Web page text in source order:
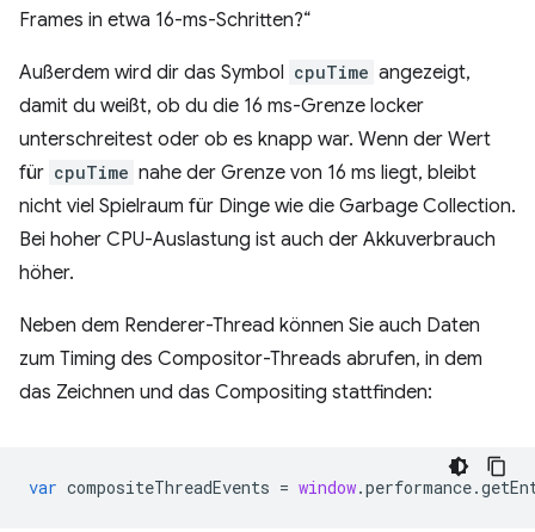
Frames in etwa 16-ms-Schritten?“
Außerdem wird dir das Symbol cpuTime angezeigt,
damit du weißt, ob du die 16 ms-Grenze locker
unterschreitest oder ob es knapp war. Wenn der Wert
für cpuTime nahe der Grenze von 16 ms liegt, bleibt
nicht viel Spielraum für Dinge wie die Garbage Collection.
Bei hoher CPU-Auslastung ist auch der Akkuverbrauch
höher.
Neben dem Renderer-Thread können Sie auch Daten
zum Timing des Compositor-Threads abrufen, in dem
das Zeichnen und das Compositing stattfinden:
var compositeThreadEvents = window.performance.